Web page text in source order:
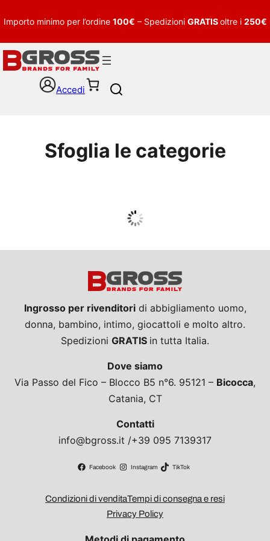
Importo minimo per l’ordine 100€ – Spedizioni GRATISoltre i 250€
Accedi
h
Sfoglia le categorie
Guarda tutto
Ingrosso per rivenditoridi abbigliamento uomo,
donna, bambino, intimo, giocattoli e molto altro.
Spedizioni GRATIS in tutta Italia.
Dove siamo
Via Passo del Fico – Blocco B5 n°6. 95121 – Bicocca,
Catania, CT
Contatti
info@bgross.it /+39 095 7139317
Facebook Instagram TikTok
Condizioni di venditaTempi di consegna e resi
Privacy Policy